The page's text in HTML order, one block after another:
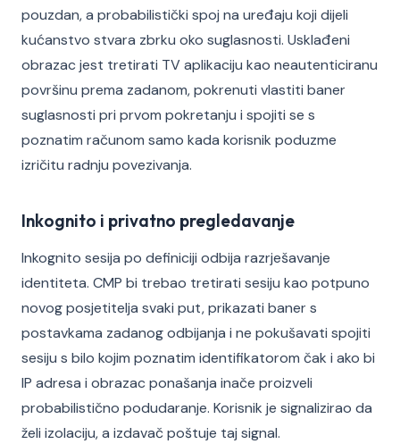
pouzdan, a probabilistički spoj na uređaju koji dijeli
kućanstvo stvara zbrku oko suglasnosti. Usklađeni
obrazac jest tretirati TV aplikaciju kao neautenticiranu
površinu prema zadanom, pokrenuti vlastiti baner
suglasnosti pri prvom pokretanju i spojiti se s
poznatim računom samo kada korisnik poduzme
izričitu radnju povezivanja.
Inkognito i privatno pregledavanje
Inkognito sesija po definiciji odbija razrješavanje
identiteta. CMP bi trebao tretirati sesiju kao potpuno
novog posjetitelja svaki put, prikazati baner s
postavkama zadanog odbijanja i ne pokušavati spojiti
sesiju s bilo kojim poznatim identifikatorom čak i ako bi
IP adresa i obrazac ponašanja inače proizveli
probabilistično podudaranje. Korisnik je signalizirao da
želi izolaciju, a izdavač poštuje taj signal.